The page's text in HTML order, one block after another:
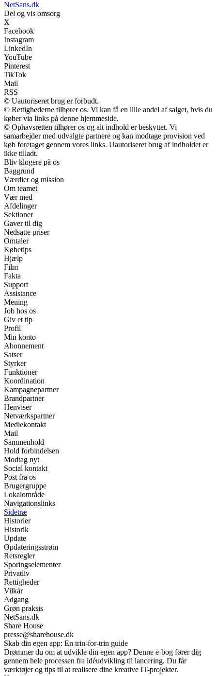
NetSans.dk
Del og vis omsorg
X
Facebook
Instagram
LinkedIn
YouTube
Pinterest
TikTok
Mail
RSS
© Uautoriseret brug er forbudt.
© Rettighederne tilhører os. Vi kan få en lille andel af salget, hvis du
køber via links på denne hjemmeside.
© Ophavsretten tilhører os og alt indhold er beskyttet. Vi
samarbejder med udvalgte partnere og kan modtage provision ved
køb foretaget gennem vores links. Uautoriseret brug af indholdet er
ikke tilladt.
Bliv klogere på os
Baggrund
Værdier og mission
Om teamet
Vær med
Afdelinger
Sektioner
Gaver til dig
Nedsatte priser
Omtaler
Købetips
Hjælp
Film
Fakta
Support
Assistance
Mening
Job hos os
Giv et tip
Profil
Min konto
Abonnement
Satser
Styrker
Funktioner
Koordination
Kampagnepartner
Brandpartner
Henviser
Netværkspartner
Mediekontakt
Mail
Sammenhold
Hold forbindelsen
Modtag nyt
Social kontakt
Post fra os
Brugergruppe
Lokalområde
Navigationslinks
Sidetræ
Historier
Historik
Update
Opdateringsstrøm
Retsregler
Sporingselementer
Privatliv
Rettigheder
Vilkår
Adgang
Grøn praksis
NetSans.dk
Share House
presse@sharehouse.dk
Skab din egen app: En trin-for-trin guide
Drømmer du om at udvikle din egen app? Denne e-bog fører dig
gennem hele processen fra idéudvikling til lancering. Du får
værktøjer og tips til at realisere dine kreative IT-projekter.